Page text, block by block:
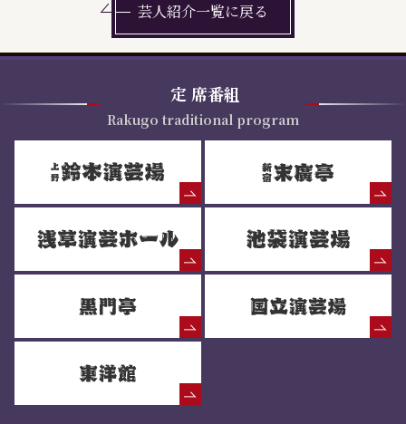
芸人紹介一覧に戻る
定 席番組
Rakugo traditional program